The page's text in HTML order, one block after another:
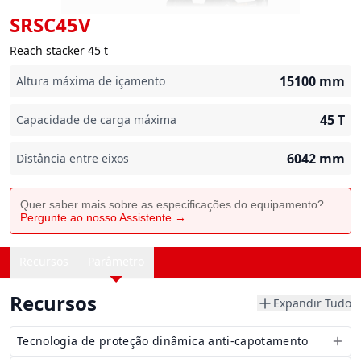
SRSC45V
Reach stacker 45 t
Altura máxima de içamento
15100 mm
Capacidade de carga máxima 45T
Distância entre eixos 6042 mm
Quer saber mais sobre as especificações do equipamento?
Pergunte ao nosso Assistente →
Recursos Expandir Tudo
Tecnologia de proteção dinâmica anti-capotamento